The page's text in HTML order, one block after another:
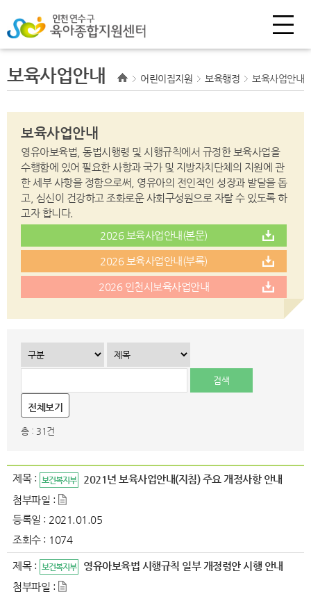
보육사업안내 어린이집지원 보육행정 보육사업안내
보육사업안내
영유아보육법, 동법시행령 및 시행규칙에서 규정한 보육사업을
수행함에 있어 필요한 사항과국가 및 지방자치단체의 지원에 관
한 세부 사항을 정함으로써, 영유아의 전인적인 성장과 발달을 돕
고, 심신이 건강하고 조화로운 사회구성원으로 자랄 수 있도록 하
고자 합니다.
2026 보육사업안내(본문)
2026 보육사업안내(부록)
2026 인천시보육사업안내
전체보기
총 : 31건
제목 : 보건복지부
2021년 보육사업안내(지침) 주요 개정사항 안내
첨부파일 :
등록일 : 2021.01.05
조회수 : 1074
제목 : 보건복지부
영유아보육법 시행규칙 일부 개정령안 시행 안내
첨부파일 :